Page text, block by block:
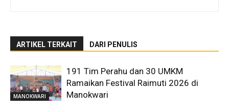
ARTIKEL TERKAIT DARI PENULIS
MANOKWARI
191 Tim Perahu dan 30 UMKM
Ramaikan Festival Raimuti 2026 di
Manokwari